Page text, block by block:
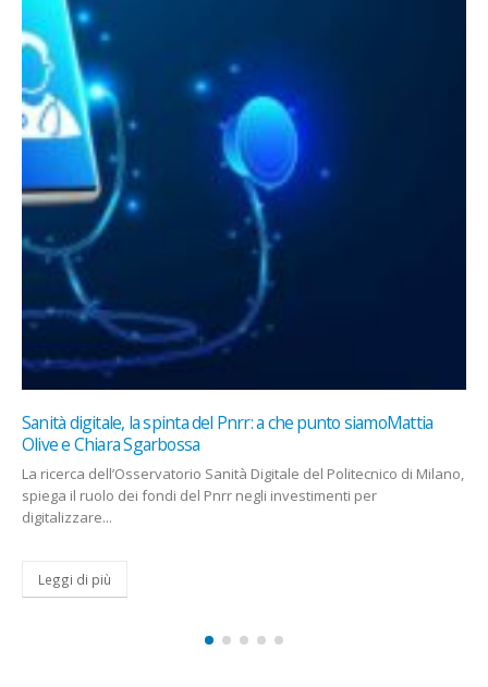
Sanità digitale, la spinta del Pnrr: a che punto siamoMattia
Olive e Chiara Sgarbossa
La ricerca dell’Osservatorio Sanità Digitale del Politecnico di Milano,
spiega il ruolo dei fondi del Pnrr negli investimenti per
digitalizzare...
Leggi di più